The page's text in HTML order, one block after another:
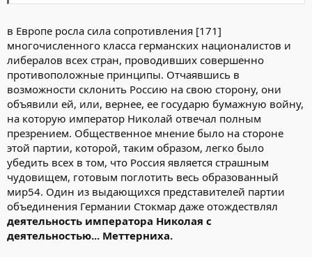
в Европе росла сила сопротивления [171]
многочисленного класса германских националистов и
либералов всех стран, проводивших совершенно
противоположные принципы. Отчаявшись в
возможности склонить Россию на свою сторону, они
объявили ей, или, вернее, ее государю бумажную войну,
на которую император Николай отвечал полным
презрением. Общественное мнение было на стороне
этой партии, которой, таким образом, легко было
убедить всех в том, что Россия является страшным
чудовищем, готовым поглотить весь образованный
мир54. Один из выдающихся представителей партии
объединения Германии Стокмар даже отождествлял
деятельность императора Николая с
деятельностью... Меттерниха.